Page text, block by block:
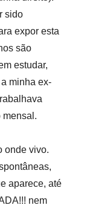
sido
expor esta
são
estudar,
minha ex-
mensal.
onde vivo.
aparece, até
nem